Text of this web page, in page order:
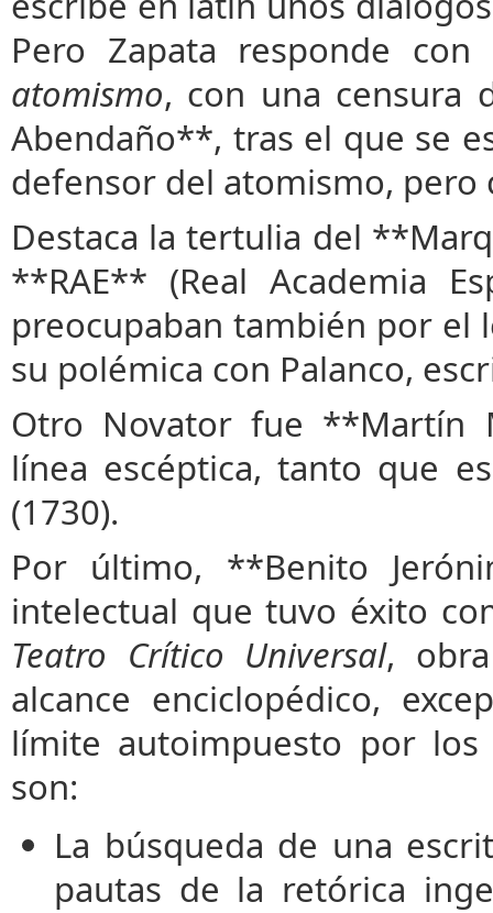
Pero Zapata responde con
atomismo, con una censura
Abendaño**, tras el que se
defensor del atomismo, pero
Destaca la tertulia del
**RAE** (Real Academia
preocupaban también por el
su polémica con Palanco,
Otro Novator fue **Martín
línea escéptica, tanto que
(1730).
Por último, **Benito
intelectual que tuvo éxito
Teatro Crítico Universal,
alcance enciclopédico,
límite autoimpuesto por
son:
La búsqueda de una
pautas de la retórica